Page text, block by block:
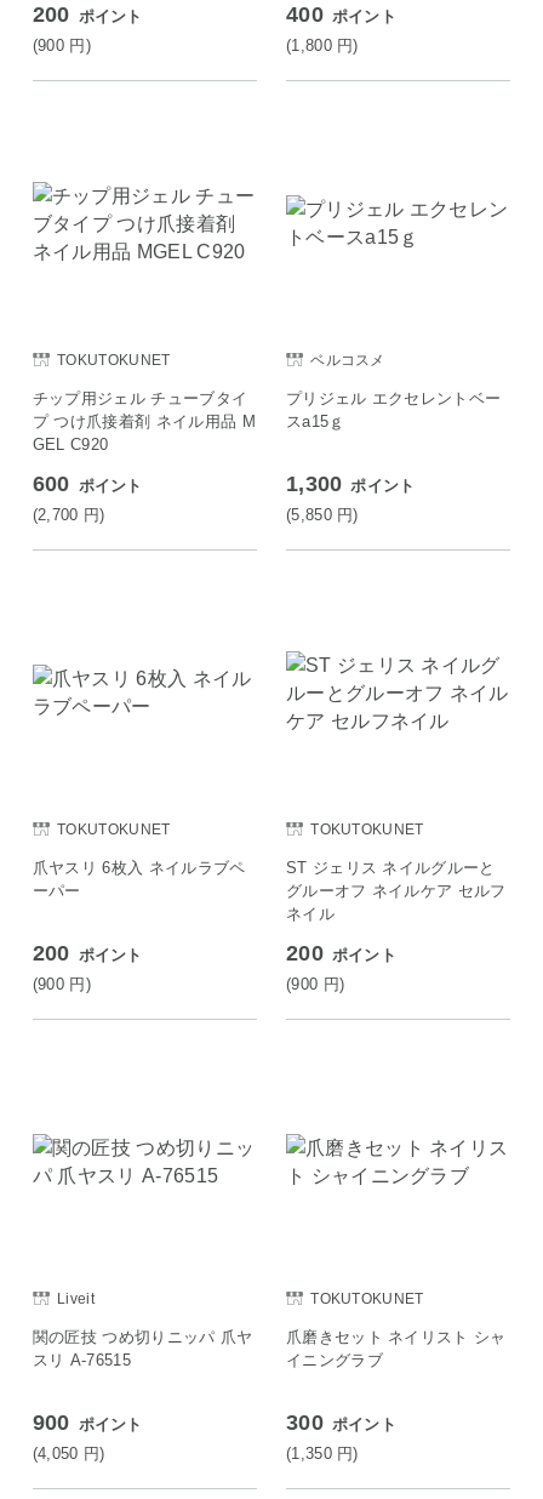
200 ポイント
(900 円)
400 ポイント
(1,800 円)
TOKUTOKUNET
チップ用ジェル チューブタイ
プ つけ爪接着剤 ネイル用品 M
GEL C920
600 ポイント
(2,700 円)
ベルコスメ
プリジェル エクセレントベー
スa15ｇ
1,300 ポイント
(5,850 円)
TOKUTOKUNET
爪ヤスリ 6枚入 ネイルラブペ
ーパー
200 ポイント
(900 円)
TOKUTOKUNET
ST ジェリス ネイルグルーと
グルーオフ ネイルケア セルフ
ネイル
200 ポイント
(900 円)
Liveit
関の匠技 つめ切りニッパ 爪ヤ
スリ A-76515
900 ポイント
(4,050 円)
TOKUTOKUNET
爪磨きセット ネイリスト シャ
イニングラブ
300 ポイント
(1,350 円)